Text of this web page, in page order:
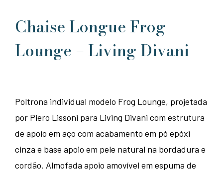
Chaise Longue Frog
Lounge – Living Divani
Poltrona individual modelo Frog Lounge, projetada
por Piero Lissoni para Living Divani com estrutura
de apoio em aço com acabamento em pó epóxi
cinza e base apoio em pele natural na bordadura e
cordão. Almofada apoio amovível em espuma de